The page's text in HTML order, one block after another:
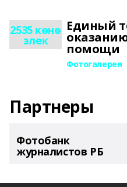
2535 көнө
элек
Единый
помощи
Фотогалерея
Партнеры
Фотобанк
журналистов РБ